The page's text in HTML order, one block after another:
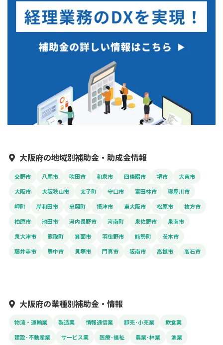
大阪府の地域別補助金・助成金情報
交野市 八尾市 吹田市 和泉市 四條畷市 堺市
大東市
大阪市
大阪狭山市 太子町 守口市 富田林市
寝屋川市
岬町
岸和田市 忠岡町 摂津市 東大阪市 松原市
枚方市
柏原市
池田市 河内長野市 河南町 泉佐野市
泉南市
泉大津市
熊取町 箕面市 羽曳野市 能勢町
茨木市
藤井寺市
豊中市 貝塚市 門真市 阪南市 高槻市 高石市
大阪府の業種別補助金・情報
物流・運輸業 製造業 情報通信業 卸売･小売業
飲食業
建設･不動産業
サービス業 医療･福祉 農業･林業
漁業